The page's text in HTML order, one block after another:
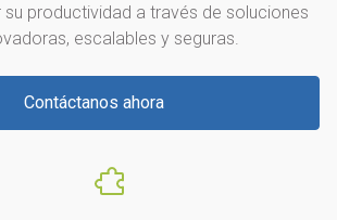
productividad a través de soluciones
escalables y seguras.
Contáctanos ahora